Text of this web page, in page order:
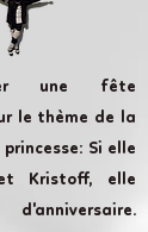
une fête
le thème de la
Si elle
Kristoff, elle